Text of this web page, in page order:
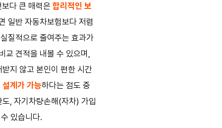
다 큰 매력은 합리적인 보
일반 자동차보험보다 저렴
질적으로 줄여주는 효과가
견적을 내볼 수 있으며,
지 않고 본인이 편한 시간
계가 가능하다는 점도 중
, 자기차량손해(자차) 가입
있습니다.